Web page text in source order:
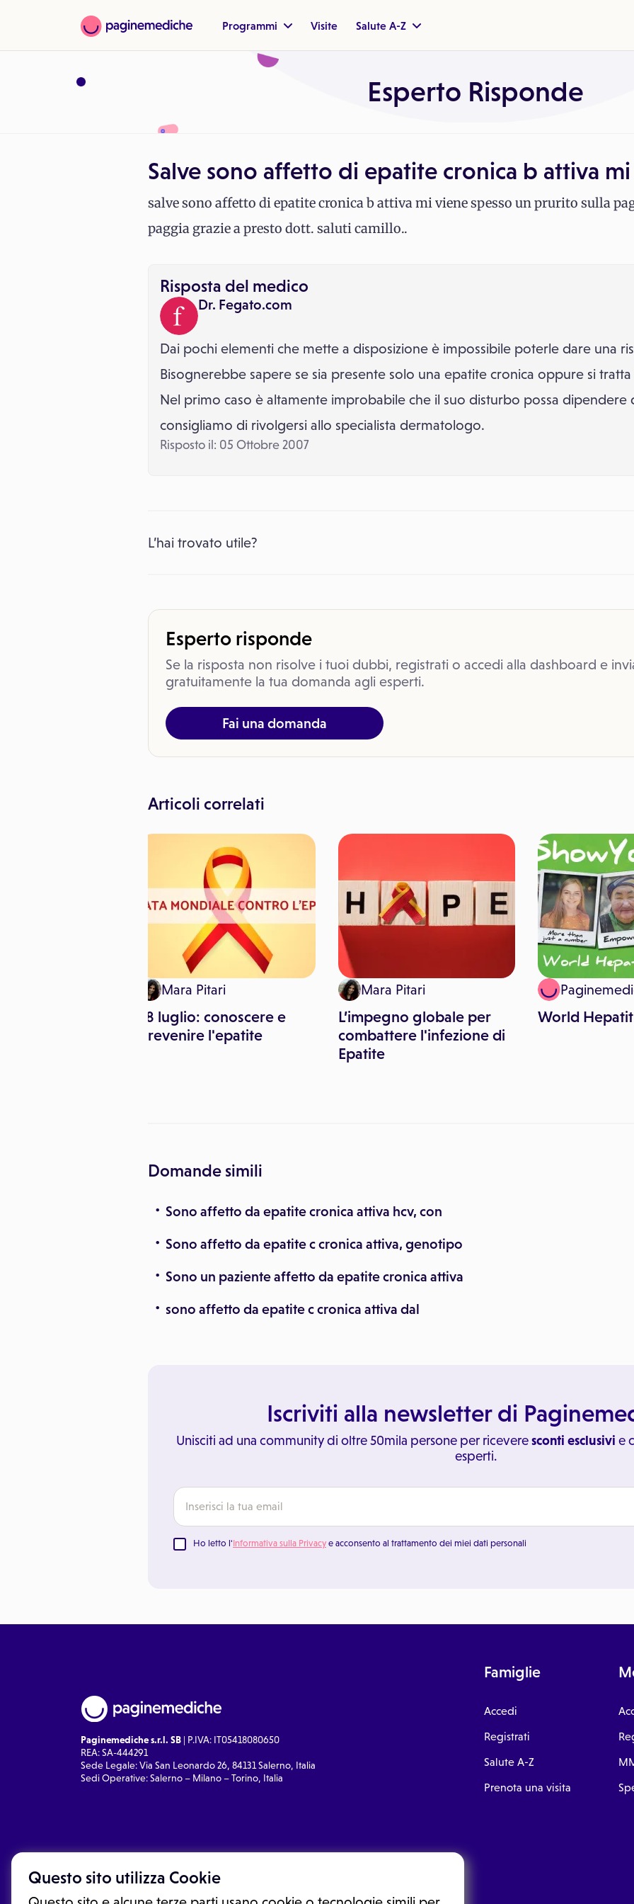
Questo sito utilizza Cookie
Programmi Visite Salute A-Z
Esperto Risponde
Salve sono affetto di epatite cronica b attiva mi
salve sono affetto di epatite cronica b attiva mi viene spesso un prurito sulla
paggia grazie a presto dott. saluti camillo..
Risposta del medico
Dr. Fegato.com
Dai pochi elementi che mette a disposizione è impossibile poterle dare una
Bisognerebbe sapere se sia presente solo una epatite cronica oppure si
Nel primo caso è altamente improbabile che il suo disturbo possa
consigliamo di rivolgersi allo specialista dermatologo.
Risposto il: 05 Ottobre 2007
L’hai trovato utile?
Esperto risponde
Se la risposta non risolve i tuoi dubbi, registrati o accedi alla dashboard e
gratuitamente la tua domanda agli esperti.
Fai una domanda
Articoli correlati
Mara Pitari
28 luglio: conoscere e
prevenire l'epatite
Mara Pitari
L’impegno globale per
combattere l'infezione di
Epatite
World
Domande simili
Sono affetto da epatite cronica attiva hcv, con
Sono affetto da epatite c cronica attiva, genotipo
Sono un paziente affetto da epatite cronica attiva
sono affetto da epatite c cronica attiva dal
Iscriviti alla newsletter di
Unisciti ad una community di oltre 50mila persone per riceveresconti esclusivi e
esperti.
Ho letto l'Informativa sulla Privacy e acconsento al trattamento dei miei dati personali
Paginemediche s.r.l. SB | P.IVA: IT05418080650
REA: SA-444291
Sede Legale: Via San Leonardo 26, 84131 Salerno, Italia
Sedi Operative: Salerno – Milano – Torino, Italia
Famiglie
Accedi
Registrati
Salute A-Z
Prenota una visita